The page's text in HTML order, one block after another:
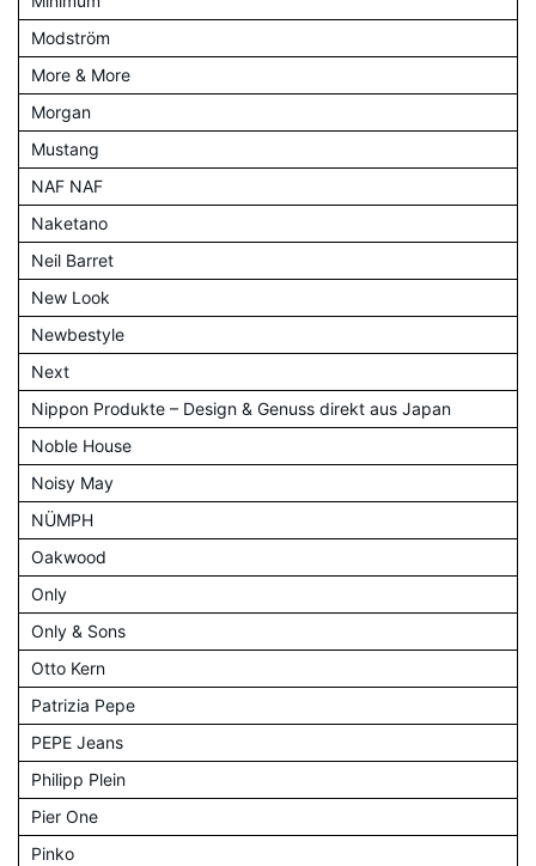
Modström
More & More
Morgan
Mustang
NAF NAF
Naketano
Neil Barret
New Look
Newbestyle
Next
Nippon Produkte – Design & Genuss direkt aus Japan
Noble House
Noisy May
NÜMPH
Oakwood
Only
Only & Sons
Otto Kern
Patrizia Pepe
PEPE Jeans
Philipp Plein
Pier One
Pinko